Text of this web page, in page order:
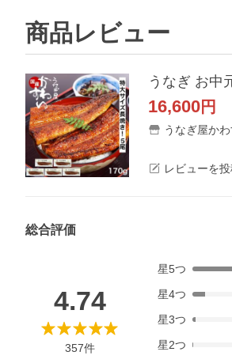
商品レビュー
16,600円
うなぎ屋か
レビューを
総合評価
4.74
357件
星5つ
星4つ
星3つ
星2つ